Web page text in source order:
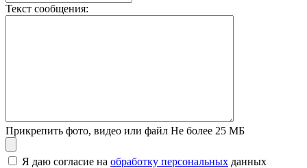
Текст сообщения:
Прикрепить фото, видео или файл Не более 25 МБ
Я даю согласие на обработку персональных данных